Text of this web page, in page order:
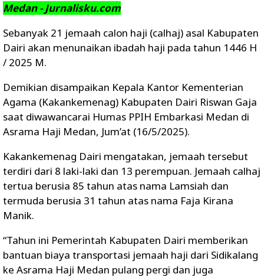
Medan - Jurnalisku.com
Sebanyak 21 jemaah calon haji (calhaj) asal Kabupaten
Dairi akan menunaikan ibadah haji pada tahun 1446 H
/ 2025 M.
Demikian disampaikan Kepala Kantor Kementerian
Agama (Kakankemenag) Kabupaten Dairi Riswan Gaja
saat diwawancarai Humas PPIH Embarkasi Medan di
Asrama Haji Medan, Jum’at (16/5/2025).
Kakankemenag Dairi mengatakan, jemaah tersebut
terdiri dari 8 laki-laki dan 13 perempuan. Jemaah calhaj
tertua berusia 85 tahun atas nama Lamsiah dan
termuda berusia 31 tahun atas nama Faja Kirana
Manik.
“Tahun ini Pemerintah Kabupaten Dairi memberikan
bantuan biaya transportasi jemaah haji dari Sidikalang
ke Asrama Haji Medan pulang pergi dan juga